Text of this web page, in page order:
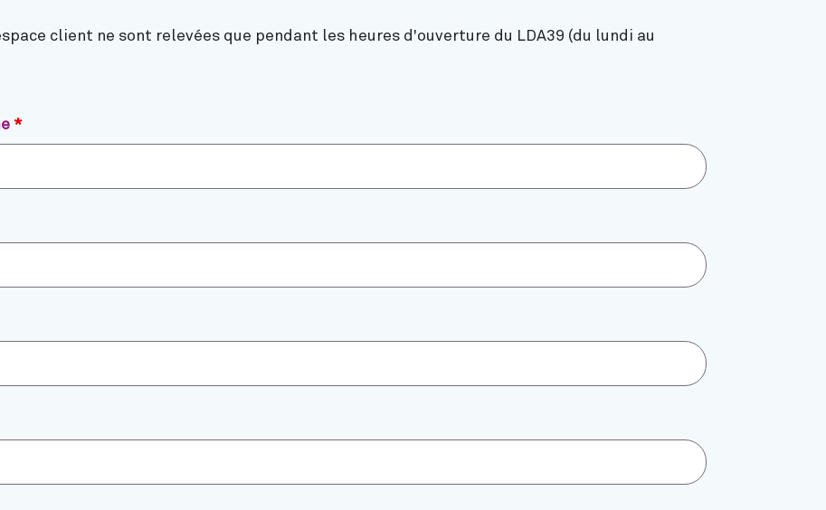
client ne sont relevées que pendant les heures d'ouverture du LDA39 (du lundi au
*